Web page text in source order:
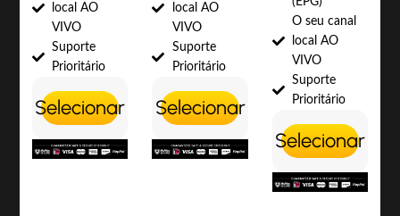
local AO
VIVO
Suporte
Prioritário
Selecionar
local AO
VIVO
Suporte
Prioritário
Selecionar
O seu canal
local AO
VIVO
Suporte
Prioritário
Selecionar